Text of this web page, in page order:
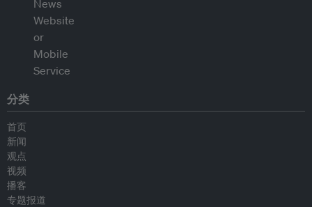
分类
首页
新闻
观点
视频
播客
专题报道